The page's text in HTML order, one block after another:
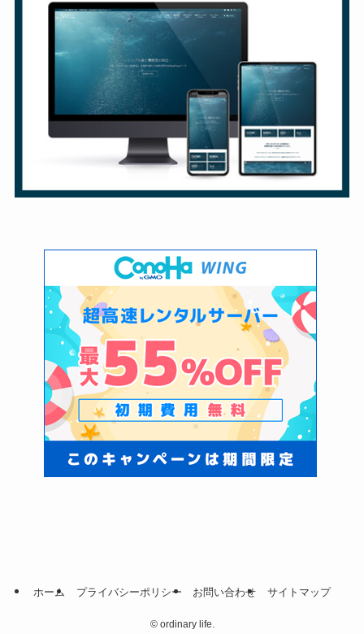
ホーム プライバシーポリシー お問い合わせ サイトマップ
©ordinary life.